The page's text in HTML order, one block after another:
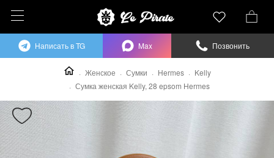
Женское Сумки Hermes
Kelly
Сумка женская Kelly, 28 epsom Hermes
Написать в TG Max Позвонить